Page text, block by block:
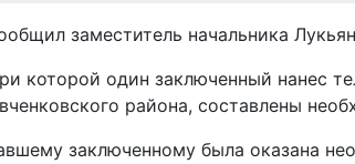
заместитель начальника
которой один заключенный нанес
района, составлены
заключенному была оказана